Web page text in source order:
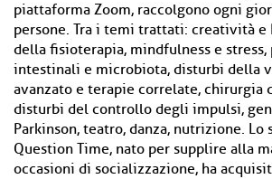
piattaforma Zoom, raccolgono ogni
persone. Tra i temi trattati: creatività e
della fisioterapia, mindfulness e
intestinali e microbiota, disturbi della
avanzato e terapie correlate, chirurgia
disturbi del controllo degli impulsi,
Parkinson, teatro, danza, nutrizione. Lo
Question Time, nato per supplire alla
occasioni di socializzazione, ha